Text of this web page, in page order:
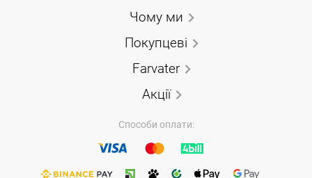
Чому ми
Покупцеві
Farvater
Акції
Способи оплати: